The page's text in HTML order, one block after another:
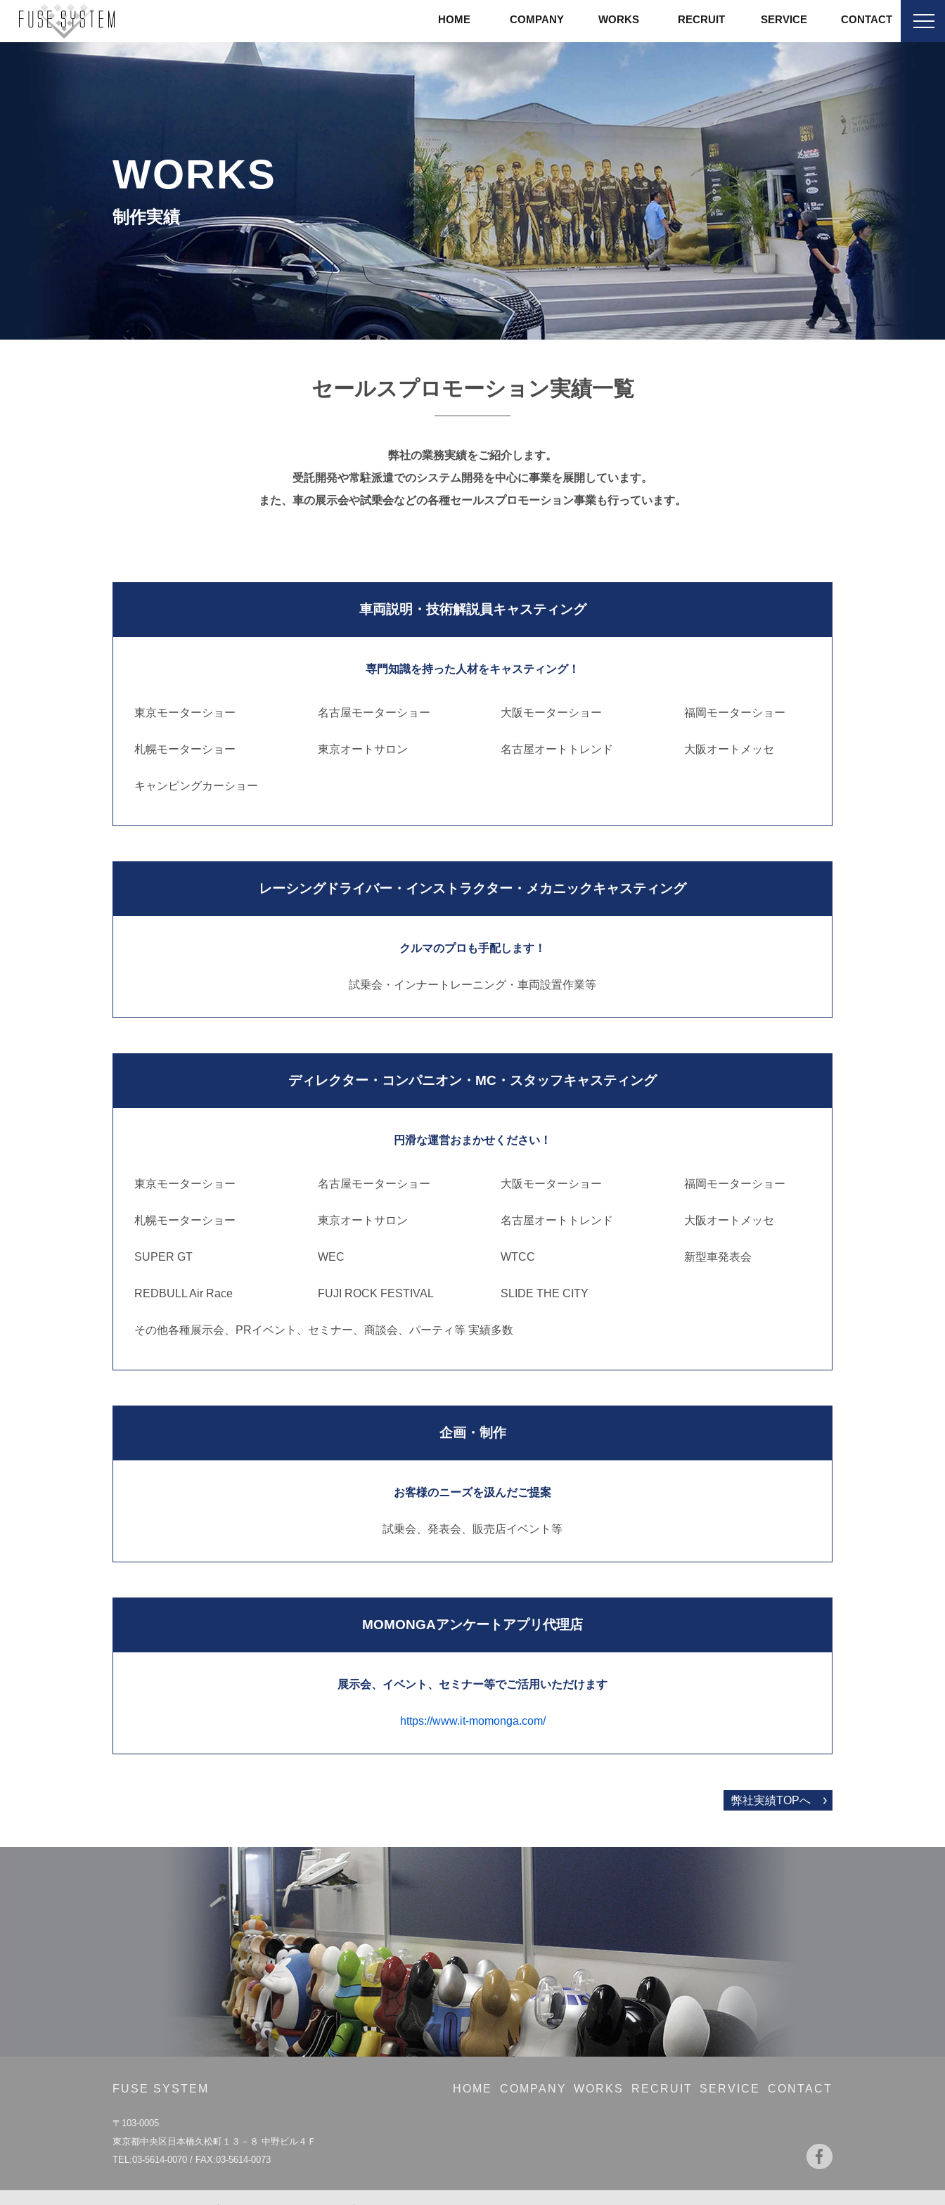
HOME COMPANY WORKS RECRUIT SERVICE CONTACT
WORKS
制作実績
セールスプロモーション実績一覧
弊社の業務実績をご紹介します。
受託開発や常駐派遣でのシステム開発を中心に事業を展開しています。
また、車の展示会や試乗会などの各種セールスプロモーション事業も行っています。
車両説明・技術解説員キャスティング
専門知識を持った人材をキャスティング！
東京モーターショー 名古屋モーターショー 大阪モーターショー 福岡モーターショー
札幌モーターショー 東京オートサロン 名古屋オートトレンド 大阪オートメッセ
キャンピングカーショー
レーシングドライバー・ インストラクター・ メカニックキャスティング
クルマのプロも手配します！
試乗会・インナートレーニング・ 車両設置作業等
ディレクター・ コンパニオン・ MC・ スタッフキャスティング
円滑な運営おまかせください！
東京モーターショー 名古屋モーターショー 大阪モーターショー 福岡モーターショー
札幌モーターショー 東京オートサロン 名古屋オートトレンド 大阪オートメッセ
SUPER GT WEC WTCC 新型車発表会
REDBULL Air Race FUJI ROCK FESTIVAL SLIDE THE CITY
その他各種展示会、PRイベント、セミナー、商談会、パーティ等 実績多数
企画・ 制作
お客様のニーズを汲んだご提案
試乗会、発表会、販売店イベント等
MOMONGAアンケートアプリ代理店
展示会、イベント、セミナー等でご活用いただけます
https://www.it-momonga.com/
弊社実績TOPへ
FUSE SYSTEM
〒103-0005
東京都中央区日本橋久松町１３－８ 中野ビル４Ｆ
TEL:03-5614-0070 / FAX:03-5614-0073
HOME COMPANY WORKS RECRUIT SERVICE CONTACT